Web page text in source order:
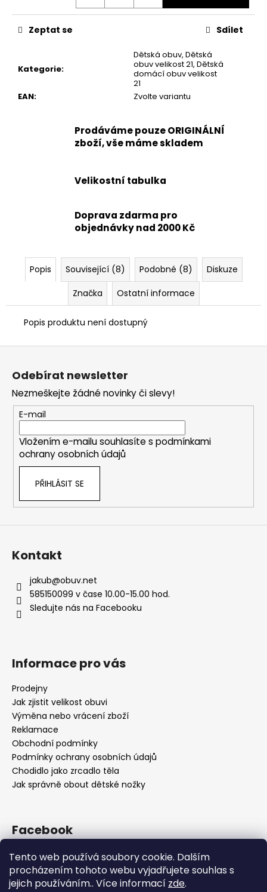
Tento web používá soubory cookie. Dalším
procházením tohoto webu vyjadřujete souhlas s
jejich používáním.. Více informací zde.
Kategorie:
Dětská obuv, Dětská
obuv velikost 21, Dětská
domácí obuv velikost
21
EAN: Zvolte variantu
Zeptat se Sdílet
Prodáváme pouze ORIGINÁLNÍ
zboží, vše máme skladem
Velikostní tabulka
Doprava zdarma pro
objednávky nad 2000 Kč
Popis Související (8) Podobné (8)
Diskuze
Značka
Ostatní informace
Popis produktu není dostupný
Původně:
Kč
Z
Odebírat newsletter
Nezmeškejte žádné novinky či slevy!
E-mail
Vložením e-mailu souhlasíte s podmínkami
ochrany osobních údajů
PŘIHLÁSIT SE
Kontakt
jakub@obuv.net
585150099 v čase 10.00-15.00 hod.
Sledujte nás na Facebooku
Informace pro vás
Prodejny
Jak zjistit velikost obuvi
Výměna nebo vrácení zboží
Reklamace
Obchodní podmínky
Podmínky ochrany osobních údajů
Chodidlo jako zrcadlo těla
Jak správně obout dětské nožky
Facebook